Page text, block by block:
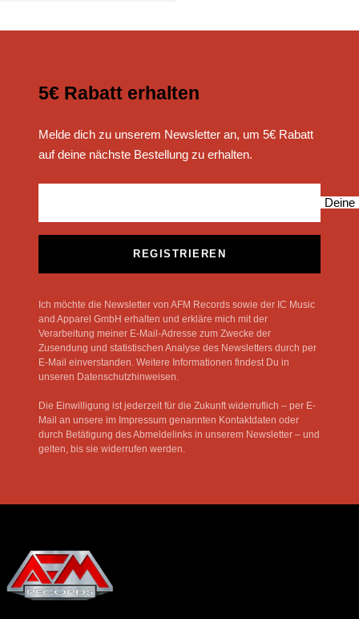
5€ Rabatt erhalten
Melde dich zu unserem Newsletter an, um 5€ Rabatt
auf deine nächste Bestellung zu erhalten.
Deine
REGISTRIEREN
Ich möchte die Newsletter von AFM Records sowie der IC Music
and Apparel GmbH erhalten und erkläre mich mit der
Verarbeitung meiner E-Mail-Adresse zum Zwecke der
Zusendung und statistischen Analyse des Newsletters durch per
E-Mail einverstanden. Weitere Informationen findest Du in
unseren Datenschutzhinweisen.
Die Einwilligung ist jederzeit für die Zukunft widerruflich – per E-
Mail an unsere im Impressum genannten Kontaktdaten oder
durch Betätigung des Abmeldelinks in unserem Newsletter – und
gelten, bis sie widerrufen werden.